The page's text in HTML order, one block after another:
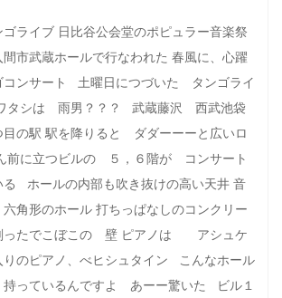
ライブ 日比谷公会堂のポピュラー音楽祭
武蔵ホールで行なわれた 春風に、心躍
ンサート 土曜日につづいた タンゴライ
タシは 雨男？？？ 武蔵藤沢 西武池袋
の駅 駅を降りると ダダーーーと広いロ
前に立つビルの ５，６階が コンサート
る ホールの内部も吹き抜けの高い天井 音
角形のホール 打ちっぱなしのコンクリー
たでこぼこの 壁 ピアノは アシュケ
りのピアノ、べヒシュタイン こんなホール
っているんですよ あーー驚いた ビル１